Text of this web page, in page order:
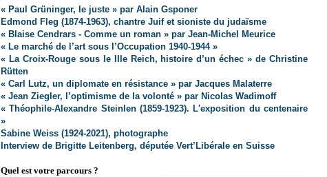
« Paul Grüninger, le juste » par Alain Gsponer
Edmond Fleg (1874-1963), chantre Juif et sioniste du judaïsme
« Blaise Cendrars - Comme un roman » par Jean-Michel Meurice
« Le marché de l’art sous l’Occupation 1940-1944 »
« La Croix-Rouge sous le IIIe Reich, histoire d’un échec » de Christine
Rütten
« Carl Lutz, un diplomate en résistance » par Jacques Malaterre
« Jean Ziegler, l’optimisme de la volonté » par Nicolas Wadimoff
« Théophile-Alexandre Steinlen (1859-1923). L'exposition du centenaire
»
Sabine Weiss (1924-2021), photographe
Interview de Brigitte Leitenberg, députée Vert’Libérale en Suisse
Quel est votre parcours ?